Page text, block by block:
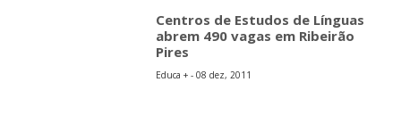
Centros de Estudos de Línguas
abrem 490 vagas em Ribeirão
Pires
Educa + - 08 dez, 2011